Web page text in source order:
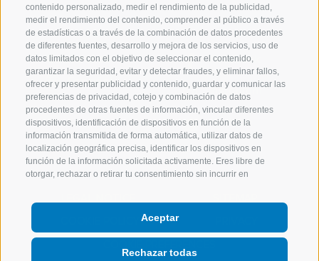
contenido personalizado, medir el rendimiento de la publicidad,
medir el rendimiento del contenido, comprender al público a través
de estadísticas o a través de la combinación de datos procedentes
de diferentes fuentes, desarrollo y mejora de los servicios, uso de
datos limitados con el objetivo de seleccionar el contenido,
garantizar la seguridad, evitar y detectar fraudes, y eliminar fallos,
ofrecer y presentar publicidad y contenido, guardar y comunicar las
preferencias de privacidad, cotejo y combinación de datos
procedentes de otras fuentes de información, vincular diferentes
dispositivos, identificación de dispositivos en función de la
información transmitida de forma automática, utilizar datos de
localización geográfica precisa, identificar los dispositivos en
función de la información solicitada activamente. Eres libre de
otorgar, rechazar o retirar tu consentimiento sin incurrir en
Utiliza el botón "Gestionar preferencias" para personalizar tus
opciones o "Rechazar todas" para continuar sin las cookies que
sean estrictamente necesarias. Puedes cambiar tus preferencias
en cualquier momento haciendo clic en el enlace "Preferencias de
Aceptar
Rechazar todas
Contactos
Español
Facebook
Instagram
Youtube